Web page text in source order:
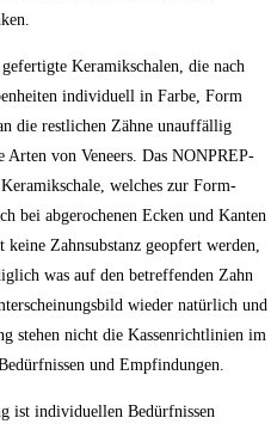
Keramikschalen, die nach
individuell in Farbe, Form
die restlichen Zähne unauffällig
Arten von Veneers. Das NONPREP-
welches zur Form-
bei abgerochenen Ecken und Kanten
Zahnsubstanz geopfert werden,
was auf den betreffenden Zahn
wieder natürlich und
stehen nicht die Kassenrichtlinien im
und Empfindungen.
ist individuellen Bedürfnissen